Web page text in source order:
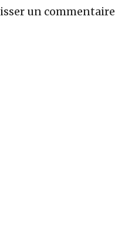
un commentaire